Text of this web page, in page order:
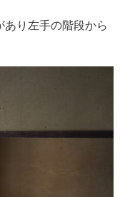
り左手の階段から